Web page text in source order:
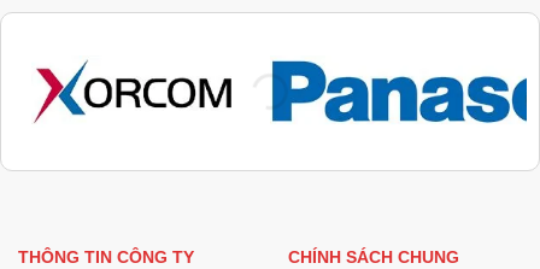
THÔNG TIN CÔNG TY CHÍNH SÁCH CHUNG